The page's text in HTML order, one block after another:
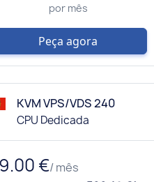
por mês
Peça agora
KVM VPS/VDS 240
CPU Dedicada
€/ mês